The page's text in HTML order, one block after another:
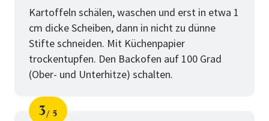
Kartoffeln schälen, waschen und erst in etwa 1
cm dicke Scheiben, dann in nicht zu dünne
Stifte schneiden. Mit Küchenpapier
trockentupfen. Den Backofen auf 100 Grad
(Ober- und Unterhitze) schalten.
3
5